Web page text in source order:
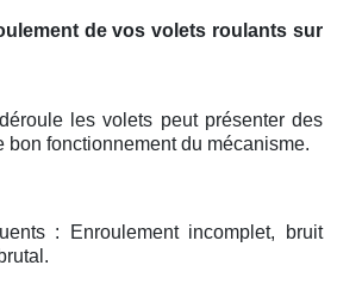
de vos volets roulants sur
les volets peut présenter des
bon fonctionnement du mécanisme.
: Enroulement incomplet, bruit